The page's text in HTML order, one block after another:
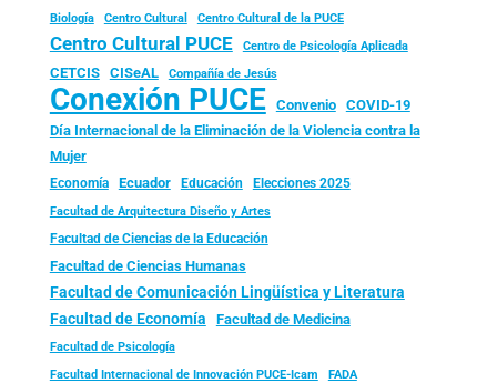
Biología
Centro Cultural Centro Cultural de la PUCE
Centro Cultural PUCE Centro de Psicología Aplicada
CETCIS CISeAL Compañía de Jesús
Conexión PUCE Convenio
COVID-19
Día Internacional de la Eliminación de la Violencia contra la
Mujer
Economía Ecuador Educación Elecciones 2025
Facultad de Arquitectura Diseño y Artes
Facultad de Ciencias de la Educación
Facultad de Ciencias Humanas
Facultad de Comunicación Lingüística y Literatura
Facultad de Economía Facultad de Medicina
Facultad de Psicología
Facultad Internacional de Innovación PUCE-Icam FADA